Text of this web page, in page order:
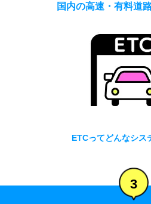
国内の高速・有料道
ETCってどんなシス
3